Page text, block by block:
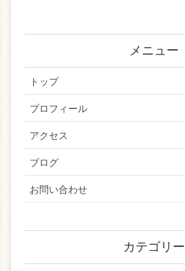
メニュー
トップ
プロフィール
アクセス
ブログ
お問い合わせ
カテゴリー